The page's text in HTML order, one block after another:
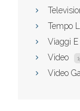
Tempo
Viaggi
Video
Video